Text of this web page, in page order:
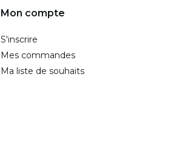
Mon compte
S'inscrire
Mes commandes
Ma liste de souhaits